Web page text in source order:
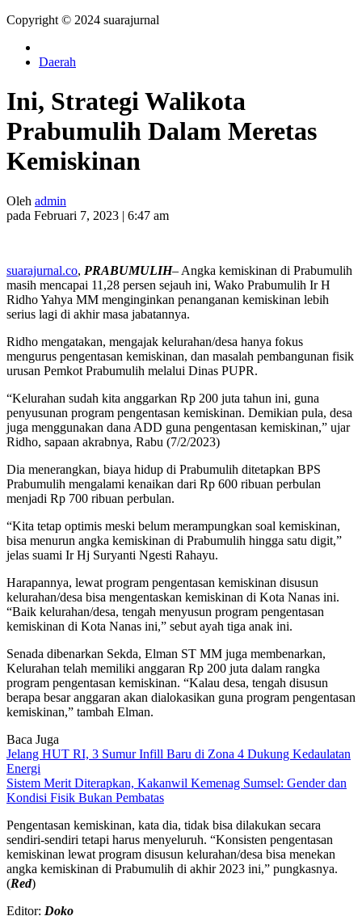
Copyright © 2024 suarajurnal
Daerah
Ini, Strategi Walikota
Prabumulih Dalam Meretas
Kemiskinan
Oleh admin
pada Februari 7, 2023 | 6:47 am
suarajurnal.co, PRABUMULIH– Angka kemiskinan di Prabumulih
masih mencapai 11,28 persen sejauh ini, Wako Prabumulih Ir H
Ridho Yahya MM menginginkan penanganan kemiskinan lebih
serius lagi di akhir masa jabatannya.
Ridho mengatakan, mengajak kelurahan/desa hanya fokus
mengurus pengentasan kemiskinan, dan masalah pembangunan fisik
urusan Pemkot Prabumulih melalui Dinas PUPR.
“Kelurahan sudah kita anggarkan Rp 200 juta tahun ini, guna
penyusunan program pengentasan kemiskinan. Demikian pula, desa
juga menggunakan dana ADD guna pengentasan kemiskinan,” ujar
Ridho, sapaan akrabnya, Rabu (7/2/2023)
Dia menerangkan, biaya hidup di Prabumulih ditetapkan BPS
Prabumulih mengalami kenaikan dari Rp 600 ribuan perbulan
menjadi Rp 700 ribuan perbulan.
“Kita tetap optimis meski belum merampungkan soal kemiskinan,
bisa menurun angka kemiskinan di Prabumulih hingga satu digit,”
jelas suami Ir Hj Suryanti Ngesti Rahayu.
Harapannya, lewat program pengentasan kemiskinan disusun
kelurahan/desa bisa mengentaskan kemiskinan di Kota Nanas ini.
“Baik kelurahan/desa, tengah menyusun program pengentasan
kemiskinan di Kota Nanas ini,” sebut ayah tiga anak ini.
Senada dibenarkan Sekda, Elman ST MM juga membenarkan,
Kelurahan telah memiliki anggaran Rp 200 juta dalam rangka
program pengentasan kemiskinan. “Kalau desa, tengah disusun
berapa besar anggaran akan dialokasikan guna program pengentasan
kemiskinan,” tambah Elman.
Baca Juga
Jelang HUT RI, 3 Sumur Infill Baru di Zona 4 Dukung Kedaulatan
Energi
Sistem Merit Diterapkan, Kakanwil Kemenag Sumsel: Gender dan
Kondisi Fisik Bukan Pembatas
Pengentasan kemiskinan, kata dia, tidak bisa dilakukan secara
sendiri-sendiri tetapi harus menyeluruh. “Konsisten pengentasan
kemiskinan lewat program disusun kelurahan/desa bisa menekan
angka kemiskinan di Prabumulih di akhir 2023 ini,” pungkasnya.
(Red)
Editor: Doko